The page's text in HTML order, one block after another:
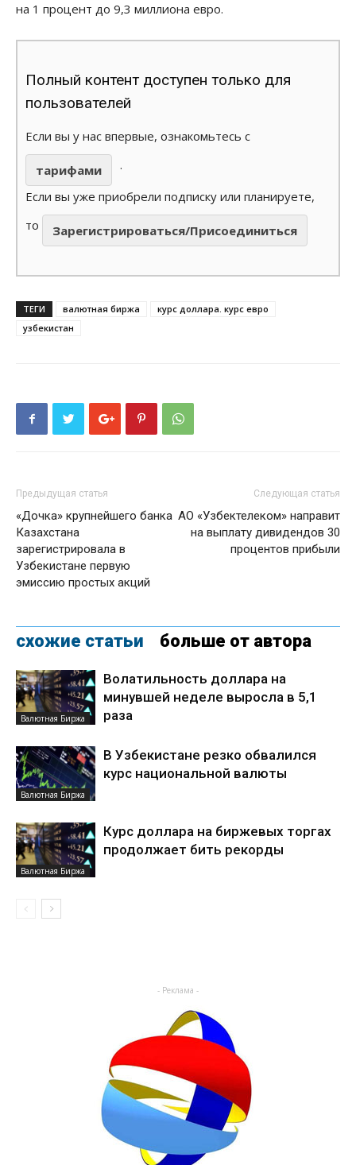
на 1 процент до 9,3 миллиона евро.
Полный контент доступен только для
пользователей
Если вы у нас впервые, ознакомьтесь с
тарифами
.
Если вы уже приобрели подписку или планируете,
то
Зарегистрироваться/Присоединиться
ТЕГИ валютная биржа
курс доллара. курс евро
узбекистан
Предыдущая статья
«Дочка» крупнейшего банка
Казахстана
зарегистрировала в
Узбекистане первую
эмиссию простых акций
Следующая статья
АО «Узбектелеком» направит
на выплату дивидендов 30
процентов прибыли
схожие статьи больше от автора
Валютная Биржа
Волатильность доллара на
минувшей неделе выросла в 5,1
раза
Валютная Биржа
В Узбекистане резко обвалился
курс национальной валюты
Валютная Биржа
Курс доллара на биржевых торгах
продолжает бить рекорды
- Реклама -